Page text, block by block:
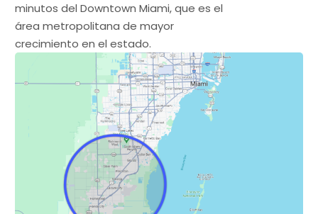
minutos del Downtown Miami, que es el
área metropolitana de mayor
crecimiento en el estado.